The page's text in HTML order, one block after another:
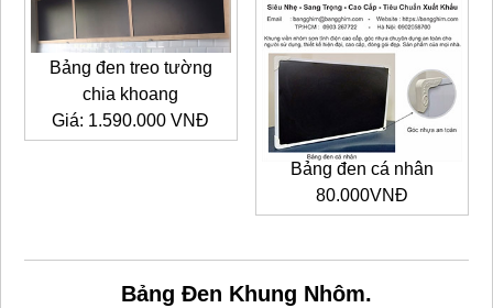
Bảng đen treo tường
chia khoang
Giá: 1.590.000 VNĐ
Bảng đen cá nhân
80.000VNĐ
Bảng Đen Khung Nhôm.